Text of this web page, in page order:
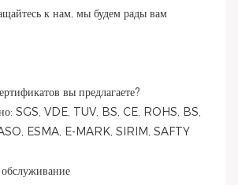
к нам, мы будем рады вам
вы предлагаете?
ESMA, E-MARK, SIRIM, SAFTY